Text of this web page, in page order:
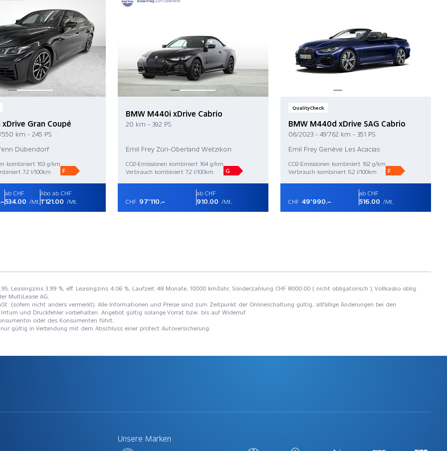
xDrive Gran Coupé
km - 245 PS
Dübendorf
kombiniert 163 g/km
7.2 l/100km
F
ab CHF
534.00 /Mt.
Abo ab CHF
1'121.00 /Mt.
BMW M440i xDrive Cabrio
20 km - 392 PS
Emil Frey Züri-Oberland Wetzikon
CO2-Emissionen kombiniert 164 g/km
Verbrauch kombiniert 7.2 l/100km
G
CHF 97'110.–
ab CHF
910.00 /Mt.
QualityCheck
BMW M440d xDrive SAG Cabrio
06/2023 - 49'762 km - 351 PS
Emil Frey Genève Les Acacias
CO2-Emissionen kombiniert 162 g/km
Verbrauch kombiniert 6.2 l/100km
F
CHF 49'990.–
ab CHF
516.00 /Mt.
Leasingzins 3.99 %, eff. Leasingzins 4.06 %, Laufzeit 48 Monate, 10000 km/Jahr, Sonderzahlung CHF 8000.00 ( nicht obligatorisch ), Vollkasko oblig.
MultiLease AG.
(sofern nicht anders vermerkt). Alle Informationen und Preise sind zum Zeitpunkt der Onlineschaltung gültig, allfällige Änderungen bei den
und Druckfehler vorbehalten. Angebot gültig solange Vorrat bzw. bis auf Widerruf.
oder des Konsumenten führt.
gültig in Verbindung mit dem Abschluss einer protect Autoversicherung.
Unsere Marken